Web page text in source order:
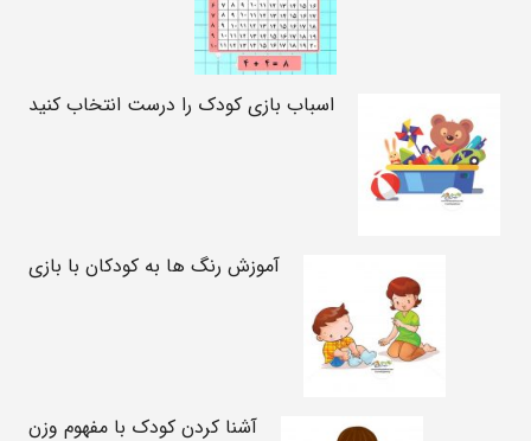
اسباب بازی کودک را درست انتخاب کنید
آموزش رنگ ها به کودکان با بازی
آشنا کردن کودک با مفهوم وزن